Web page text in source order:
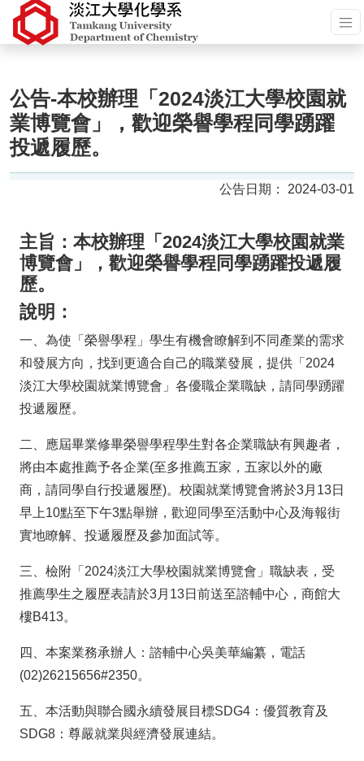
公告-本校辦理「2024淡江大學校園就
業博覽會」，歡迎榮譽學程同學踴躍
投遞履歷。
2024-03-01
主旨：本校辦理「2024淡江大學校園就業
博覽會」，歡迎榮譽學程同學踴躍投遞履
歷。
說明：
一、為使「榮譽學程」學生有機會瞭解到不同產業的需求
和發展方向，找到更適合自己的職業發展，提供「2024
淡江大學校園就業博覽會」各優職企業職缺，請同學踴躍
投遞履歷。
二、應屆畢業修畢榮譽學程學生對各企業職缺有興趣者，
將由本處推薦予各企業(至多推薦五家，五家以外的廠
商，請同學自行投遞履歷)。校園就業博覽會將於3月13日
早上10點至下午3點舉辦，歡迎同學至活動中心及海報街
實地瞭解、投遞履歷及參加面試等。
三、檢附「2024淡江大學校園就業博覽會」職缺表，受
推薦學生之履歷表請於3月13日前送至諮輔中心，商館大
樓B413。
四、本案業務承辦人：諮輔中心吳美華編纂，電話
(02)26215656#2350。
五、本活動與聯合國永續發展目標SDG4：優質教育及
SDG8：尊嚴就業與經濟發展連結。